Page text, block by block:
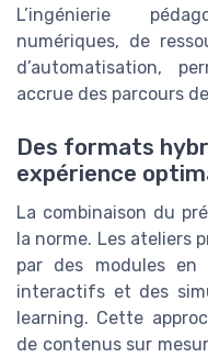
L’ingénierie
numériques, de
d’automatisation,
accrue des parcours
Des formats
expérience
La combinaison du
la norme. Les ateliers
par des modules en
interactifs et des
learning. Cette
de contenus sur